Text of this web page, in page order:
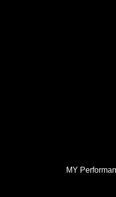
MY